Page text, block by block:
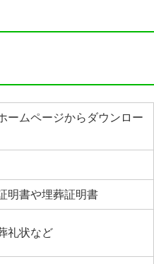
ームページからダウンロー
明書や埋葬証明書
礼状など